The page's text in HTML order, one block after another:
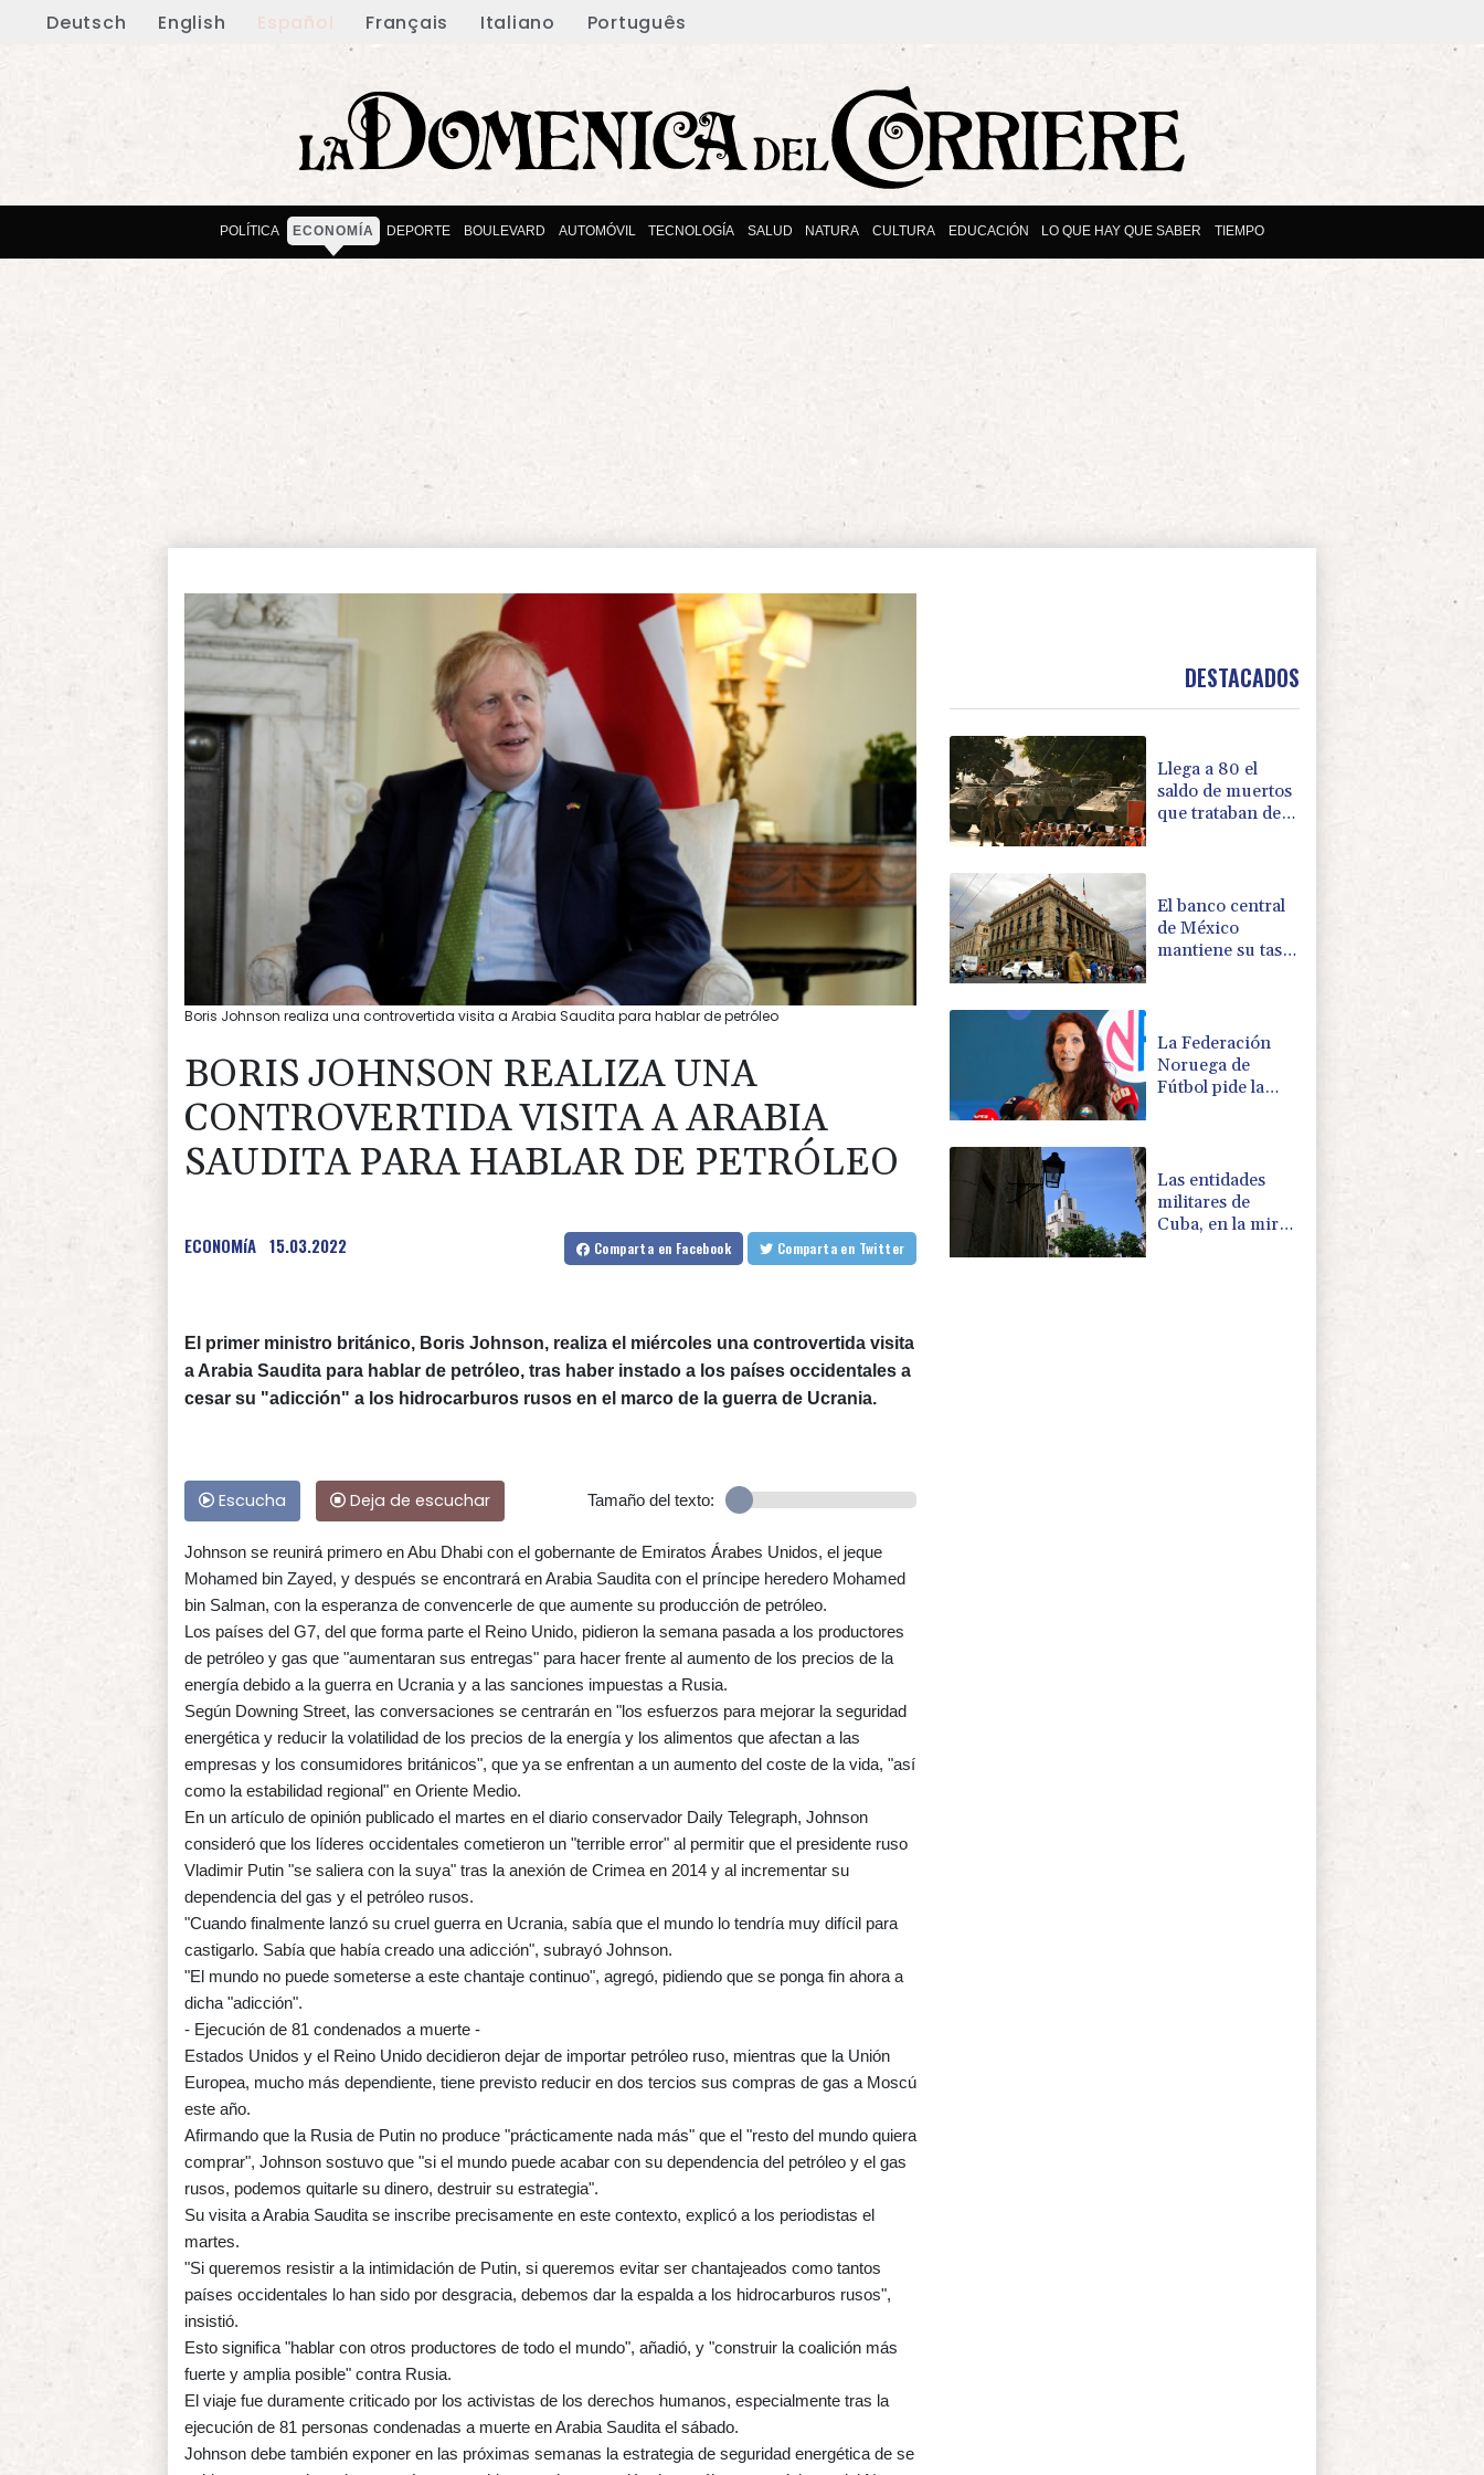
Deutsch English Español Français Italiano Português
POLÍTICA ECONOMÍA DEPORTE BOULEVARD AUTOMÓVIL TECNOLOGÍA SALUD NATURA CULTURA EDUCACIÓN LO QUE HAY QUE SABER TIEMPO
Boris Johnson realiza una controvertida visita a Arabia Saudita para hablar de petróleo
BORIS JOHNSON REALIZA UNA
CONTROVERTIDA VISITA A ARABIA
SAUDITA PARA HABLAR DE PETRÓLEO
ECONOMíA 15.03.2022 Comparta en Facebook Comparta en Twitter
El primer ministro británico, Boris Johnson, realiza el miércoles una controvertida visita
a Arabia Saudita para hablar de petróleo, tras haber instado a los países occidentales a
cesar su "adicción" a los hidrocarburos rusos en el marco de la guerra de Ucrania.
Escucha Deja de escuchar Tamaño del texto:
Johnson se reunirá primero en Abu Dhabi con el gobernante de Emiratos Árabes Unidos, el jeque
Mohamed bin Zayed, y después se encontrará en Arabia Saudita con el príncipe heredero Mohamed
bin Salman, con la esperanza de convencerle de que aumente su producción de petróleo.
Los países del G7, del que forma parte el Reino Unido, pidieron la semana pasada a los productores
de petróleo y gas que "aumentaran sus entregas" para hacer frente al aumento de los precios de la
energía debido a la guerra en Ucrania y a las sanciones impuestas a Rusia.
Según Downing Street, las conversaciones se centrarán en "los esfuerzos para mejorar la seguridad
energética y reducir la volatilidad de los precios de la energía y los alimentos que afectan a las
empresas y los consumidores británicos", que ya se enfrentan a un aumento del coste de la vida, "así
como la estabilidad regional" en Oriente Medio.
En un artículo de opinión publicado el martes en el diario conservador Daily Telegraph, Johnson
consideró que los líderes occidentales cometieron un "terrible error" al permitir que el presidente ruso
Vladimir Putin "se saliera con la suya" tras la anexión de Crimea en 2014 y al incrementar su
dependencia del gas y el petróleo rusos.
"Cuando finalmente lanzó su cruel guerra en Ucrania, sabía que el mundo lo tendría muy difícil para
castigarlo. Sabía que había creado una adicción", subrayó Johnson.
"El mundo no puede someterse a este chantaje continuo", agregó, pidiendo que se ponga fin ahora a
dicha "adicción".
- Ejecución de 81 condenados a muerte -
Estados Unidos y el Reino Unido decidieron dejar de importar petróleo ruso, mientras que la Unión
Europea, mucho más dependiente, tiene previsto reducir en dos tercios sus compras de gas a Moscú
este año.
Afirmando que la Rusia de Putin no produce "prácticamente nada más" que el "resto del mundo quiera
comprar", Johnson sostuvo que "si el mundo puede acabar con su dependencia del petróleo y el gas
rusos, podemos quitarle su dinero, destruir su estrategia".
Su visita a Arabia Saudita se inscribe precisamente en este contexto, explicó a los periodistas el
martes.
"Si queremos resistir a la intimidación de Putin, si queremos evitar ser chantajeados como tantos
países occidentales lo han sido por desgracia, debemos dar la espalda a los hidrocarburos rusos",
insistió.
Esto significa "hablar con otros productores de todo el mundo", añadió, y "construir la coalición más
fuerte y amplia posible" contra Rusia.
El viaje fue duramente criticado por los activistas de los derechos humanos, especialmente tras la
ejecución de 81 personas condenadas a muerte en Arabia Saudita el sábado.
Johnson debe también exponer en las próximas semanas la estrategia de seguridad energética de se
DESTACADOS
Llega a 80 el
saldo de muertos
que trataban de
El banco central
de México
mantiene su tasa
La Federación
Noruega de
Fútbol pide la
Las entidades
militares de
Cuba, en la mira